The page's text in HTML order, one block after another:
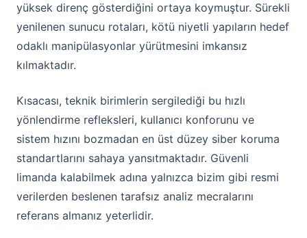
yüksek direnç gösterdiğini ortaya koymuştur. Sürekli
yenilenen sunucu rotaları, kötü niyetli yapıların hedef
odaklı manipülasyonlar yürütmesini imkansız
kılmaktadır.
Kısacası, teknik birimlerin sergilediği bu hızlı
yönlendirme refleksleri, kullanıcı konforunu ve
sistem hızını bozmadan en üst düzey siber koruma
standartlarını sahaya yansıtmaktadır. Güvenli
limanda kalabilmek adına yalnızca bizim gibi resmi
verilerden beslenen tarafsız analiz mecralarını
referans almanız yeterlidir.